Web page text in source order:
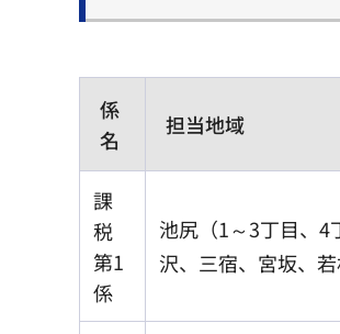
係
名
担当地域
課
税
第1
係
池尻（1～3丁目、4
沢、三宿、宮坂、